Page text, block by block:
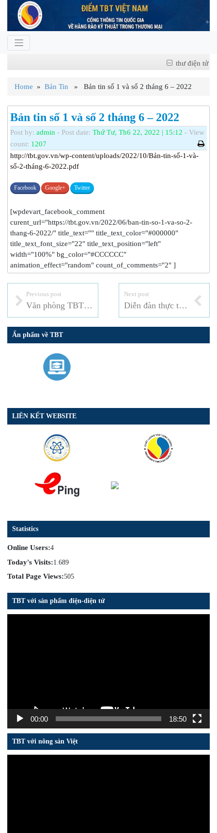
thư điện tử
Home » Bản Tin » Bản tin số 1 và số 2 tháng 6 – 2022
Bản tin số 1 và số 2 tháng 6 – 2022
Post by: admin - Post date: Thứ Tư, Th6 22, 2022 | 15:12 - View
count: 1207
http://tbt.gov.vn/wp-content/uploads/2022/10/Bản-tin-số-1-và-
số-2-tháng-6-2022.pdf
Facebook Google+ Twitter
[wpdevart_facebook_comment
curent_url="https://tbt.gov.vn/2022/06/ban-tin-so-1-va-so-2-
thang-6-2022/" title_text="" title_text_color="#000000"
title_text_font_size="22" title_text_position="left"
width="100%" bg_color="#CCCCCC"
animation_effect="random" count_of_comments="2" ]
Previous post
Văn phòng TBT Việt Nam làm việc với Văn phòng TBT Bộ Giao thông vận tải
Next post
Diễn đàn thực thi cam kết về SPS trong Hiệp định EVFTA và RCEP; Làm việc với HTX Chè Hảo Đạt tại Thái Nguyên
Ấn phẩm về TBT
LIÊN KẾT WEBSITE
Statistics
Online Users:4
Today's Visits:1.689
Total Page Views:505
TBT với sản phẩm điện-điện tử
00:00 18:50
TBT với nông sản Việt